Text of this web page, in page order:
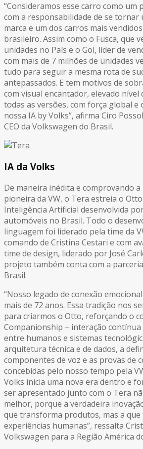
“Consideramos esse carro como um
com a responsabilidade de se tornar
marca e um dos carros mais
brasileiro. Assim como o Fusca, que
unidades no País e o Gol, líder de
com mais de 7 milhões de unidades
tudo para seguir a mesma rota de
antepassados. E tem motivos de
com visual encantador, elevado nível
todas as versões, com força global e
nossa IA by Volks”, afirma Ciro
CEO da Volkswagen do Brasil.
IA da Volks
De maneira inédita e comprovando
pioneira da VW, o Tera estreia o
Inteligência Artificial desenvolvida
automóveis no Brasil. Todo o
linguagem foi liderado pela time da
comando de Cristina Cestari e com
time de design, liderado por José
projeto também conta com a
Brasil.
“Nosso legado de conexão
mais de 72 anos. Essa tradição nos
para criarmos o Otto, reforçando o
Companionship – interação
entre humanos e sistemas
arquitetura técnica e de dados, a
componentes de voz e as provas de
concebidas pelo nosso tempo pela
Volks inicia uma nova era dentro e
ser apresentado junto com o Tera
melhor, porque a verdadeira
que transforma produtos, mas a
experiências humanas”, ressalta
Volkswagen para a Região América